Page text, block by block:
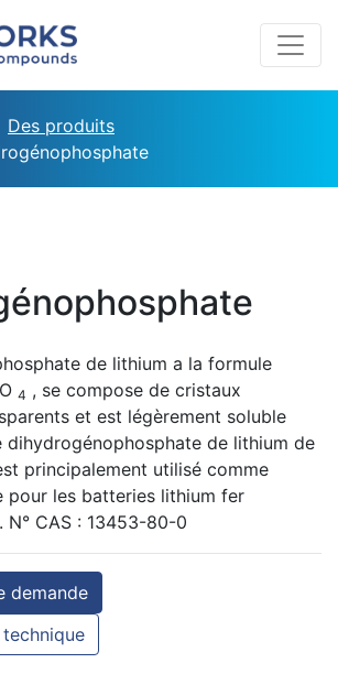
Des produits
de lithium a la formule
4 , se compose de cristaux
et est légèrement soluble
dihydrogénophosphate de lithium de
principalement utilisé comme
pour les batteries lithium fer
N° CAS : 13453-80-0
demande